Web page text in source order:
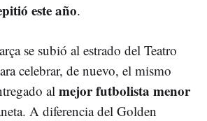
este año.
se subió al estrado del Teatro
celebrar, de nuevo, el mismo
almejor futbolista menor
A diferencia del Golden